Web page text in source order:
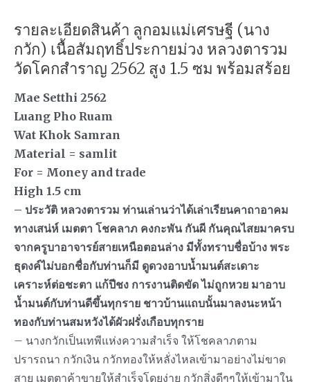
รายละเอียดสินค้า ลูกอมแม่เศรษฐี (นาง
กวัก) เนื้อสัมฤทธิ์ประกายม่วง หลวงตารวม
วัดโคกสำราญ 2562 สูง 1.5 ซม พร้อมสร้อย
Mae Setthi 2562
Luang Pho Ruam
Wat Khok Samran
Material = samlit
For = Money and trade
High 1.5 cm
– ประวัติ หลวงตารวม ท่านเล่านว่าได้เล่าเรียนคาถาอาคม
ทางเสน่ห์ เมตตา โชคลาภ คงกะพัน กันผี กันคุณไสยมาครบ
จากครูบาอาจารย์สายเหนือตอนล่าง มีทั้งทราบชื่อบ้าง พระ
ธุดงค์ไม่บอกชื่อกับท่านก็มี ดูดวงอาบน้ำมนต์สะเดาะ
เคราะห์ต่อชะตา แก้ปีชง การงานติดขัด ไม่ถูกหวย มาอาบ
น้ำมนต์กับท่านดีขึ้นทุกราย ชาวบ้านแถบนั้นมาลงนะหน้า
ทองกับท่านสมหวังได้ผัวฝรั่งเกือบทุกราย
– นางกวักเป็นเทพีแห่งความสำเร็จ ให้โชคลาภตาม
ปรารถนา กวักเงิน กวักทองให้หลั่งไหลเข้ามาอย่างไม่ขาด
สาย เมตตาค้าขายให้สำเร็จโดยง่าย กวักสิ่งดีๆๆให้เข้ามาใน